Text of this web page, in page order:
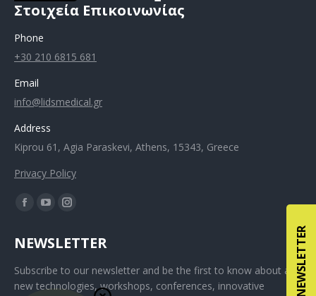
Στοιχεία Επικοινωνίας
Phone
+30 210 6815 681
Email
info@lidsmedical.gr
Address
Kiprou 61, Agia Paraskevi, Athens, 15343, Greece
Privacy Policy
NEWSLETTER
Subscribe to our newsletter and be the first to know about all
new technologies, workshops, conferences, innovative
NEWSLETTER